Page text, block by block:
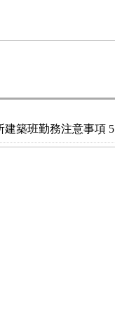
建築班勤務注意事項 5